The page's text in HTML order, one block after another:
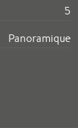
5
Panoramique